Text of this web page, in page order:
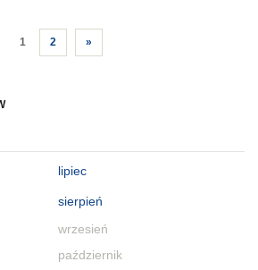
lipiec
sierpień
wrzesień
październik
1 2 »